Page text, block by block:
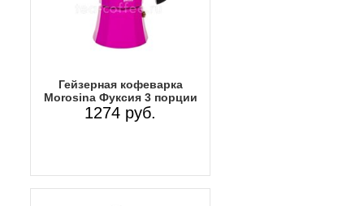
Гейзерная кофеварка
Morosina Фуксия 3 порции
1274 руб.